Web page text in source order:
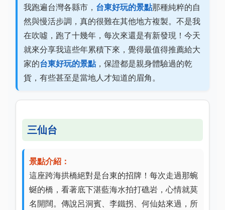
我跑遍台灣各縣市， 台東好玩的景點那種純粹的自
然與慢活步調，真的很難在其他地方複製。不是我
在吹噓，跑了十幾年，每次來還是有新發現！今天
就來分享我這些年累積下來，覺得最值得推薦給大
家的台東好玩的景點 ，保證都是親身體驗過的乾
貨，有些甚至是當地人才知道的眉角。
三仙台
景點介紹：
這座跨海拱橋絕對是台東的招牌！每次走過那蜿
蜒的橋，看著底下湛藍海水拍打礁岩，心情就莫
名開闊。傳說呂洞賓、李鐵拐、何仙姑來過，所